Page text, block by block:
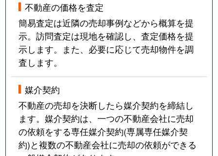
不動産の価格を査定
簡易査定は近隣の売却事例などから概算を提
示。訪問査定は現地を確認し、査定価格を提
示します。また、必要に応じて売却物件を調
査します。
媒介契約
不動産の売却を決断したら媒介契約を締結し
ます。媒介契約は、一つの不動産会社に売却
の依頼をする専任媒介契約(専属専任媒介契
約)と複数の不動産会社に売却の依頼ができる